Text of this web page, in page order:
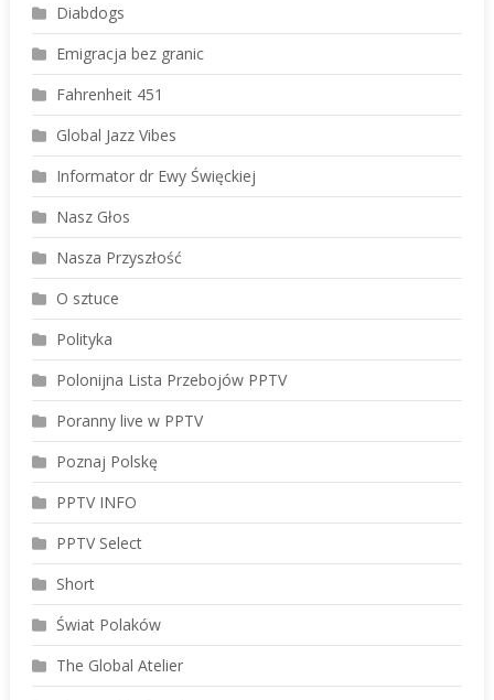
Diabdogs
Emigracja bez granic
Fahrenheit 451
Global Jazz Vibes
Informator dr Ewy Święckiej
Nasz Głos
Nasza Przyszłość
O sztuce
Polityka
Polonijna Lista Przebojów PPTV
Poranny live w PPTV
Poznaj Polskę
PPTV INFO
PPTV Select
Short
Świat Polaków
The Global Atelier